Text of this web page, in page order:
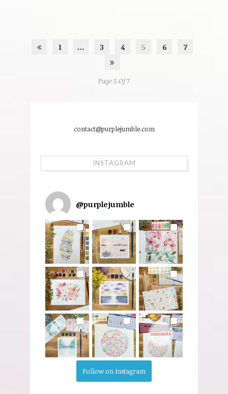
1 … 3 4 5 6 7
Page 5 Of 7
contact@purplejumble.com
INSTAGRAM
@purplejumble
Follow on Instagram